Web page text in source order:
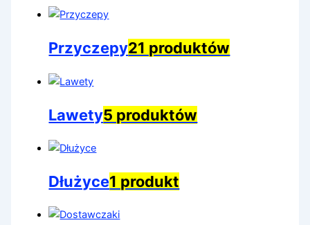
Przyczepy21 produktów
Lawety5 produktów
Dłużyce1 produkt